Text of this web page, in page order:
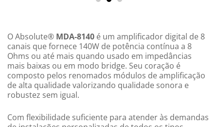
OAbsolute® MDA-8140 é um amplificador digital de 8
canais que fornece 140W de potência contínua a 8
Ohms ou até mais quando usado em impedâncias
mais baixas ou em modo bridge. Seu coração é
composto pelos renomados módulos de amplificação
de alta qualidade valorizando qualidade sonora e
robustez sem igual.
Com flexibilidade suficiente para atender às demandas